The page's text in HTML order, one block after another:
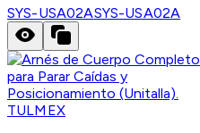
SYS-USA02ASYS-USA02A
TULMEX